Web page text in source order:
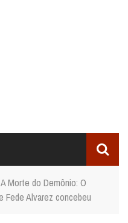
A Morte do Demônio: O
Fede Alvarez concebeu